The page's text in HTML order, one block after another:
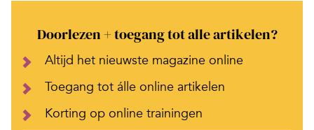
Doorlezen + toegang tot alle artikelen?
Altijd het nieuwste magazine online
Toegang tot álle online artikelen
Korting op online trainingen